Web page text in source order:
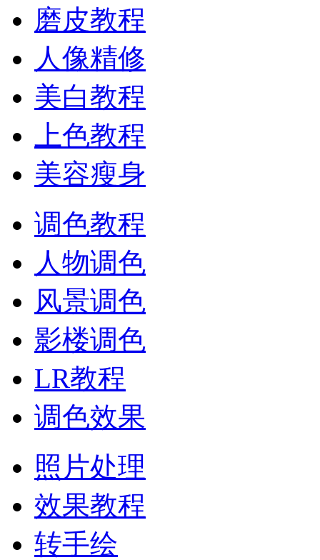
磨皮教程
人像精修
美白教程
上色教程
美容瘦身
调色教程
人物调色
风景调色
影楼调色
LR教程
调色效果
照片处理
效果教程
转手绘